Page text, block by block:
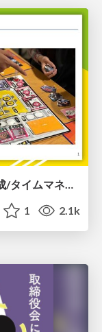
ボードゲームを用いた自律型人材育成/タイムマネジメント研修「チームクリップ」
1 2.1k